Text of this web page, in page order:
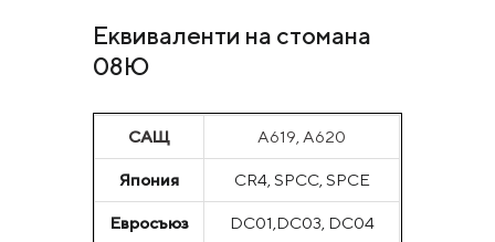
Еквиваленти на стомана
08Ю
САЩ A619, A620
Япония CR4, SPCC, SPCE
Евросъюз DC01,DC03, DC04